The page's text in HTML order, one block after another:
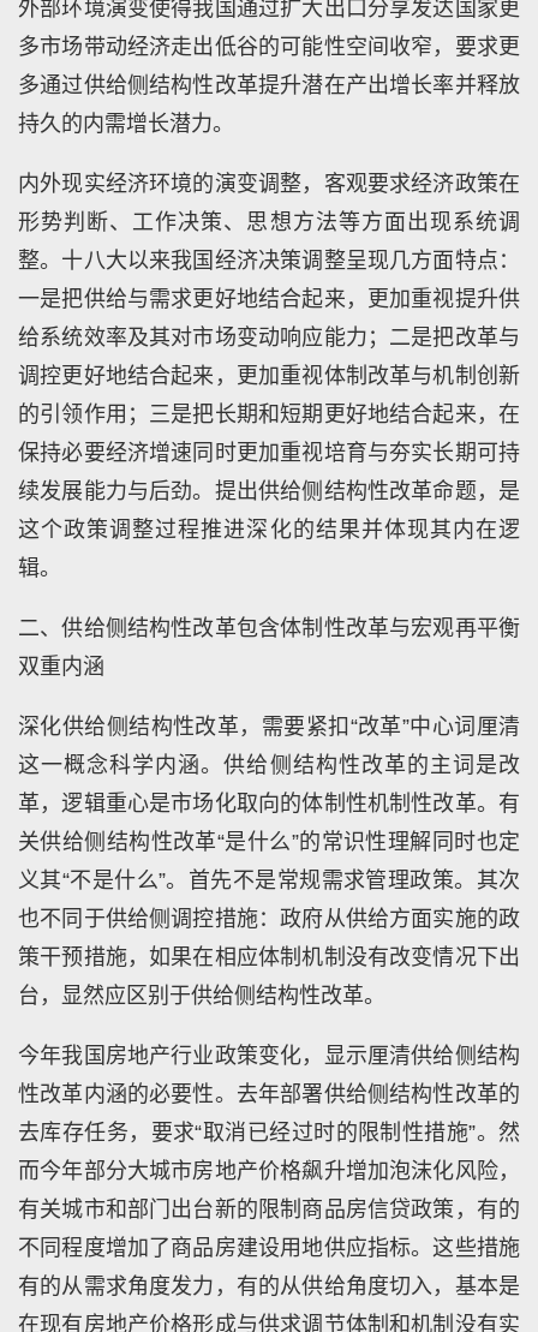
外部环境演变使得我国通过扩大出口分享发达国家更
多市场带动经济走出低谷的可能性空间收窄，要求更
多通过供给侧结构性改革提升潜在产出增长率并释放
持久的内需增长潜力。
内外现实经济环境的演变调整，客观要求经济政策在
形势判断、工作决策、思想方法等方面出现系统调
整。十八大以来我国经济决策调整呈现几方面特点：
一是把供给与需求更好地结合起来，更加重视提升供
给系统效率及其对市场变动响应能力；二是把改革与
调控更好地结合起来，更加重视体制改革与机制创新
的引领作用；三是把长期和短期更好地结合起来，在
保持必要经济增速同时更加重视培育与夯实长期可持
续发展能力与后劲。提出供给侧结构性改革命题，是
这个政策调整过程推进深化的结果并体现其内在逻
辑。
二、供给侧结构性改革包含体制性改革与宏观再平衡
双重内涵
深化供给侧结构性改革，需要紧扣“改革”中心词厘清
这一概念科学内涵。供给侧结构性改革的主词是改
革，逻辑重心是市场化取向的体制性机制性改革。有
关供给侧结构性改革“是什么”的常识性理解同时也定
义其“不是什么”。首先不是常规需求管理政策。其次
也不同于供给侧调控措施：政府从供给方面实施的政
策干预措施，如果在相应体制机制没有改变情况下出
台，显然应区别于供给侧结构性改革。
今年我国房地产行业政策变化，显示厘清供给侧结构
性改革内涵的必要性。去年部署供给侧结构性改革的
去库存任务，要求“取消已经过时的限制性措施”。然
而今年部分大城市房地产价格飙升增加泡沫化风险，
有关城市和部门出台新的限制商品房信贷政策，有的
不同程度增加了商品房建设用地供应指标。这些措施
有的从需求角度发力，有的从供给角度切入，基本是
在现有房地产价格形成与供求调节体制和机制没有实